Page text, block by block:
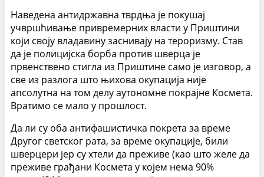
Наведена антидржавна тврдња је покушај
учвршћивање привремерних власти у Приштини
који своју владавину заснивају на тероризму. Став
да је полицијска борба против шверца је
првенствено стигла из Приштине само је изговор, а
све из разлога што њихова окупација није
апсолутна на том делу аутономне покрајне Космета.
Вратимо се мало у прошлост.
Да ли су оба антифашистичка покрета за време
Другог светског рата, за време окупације, били
шверцери јер су хтели да преживе (као што желе да
преживе грађани Космета у којем нема 90%